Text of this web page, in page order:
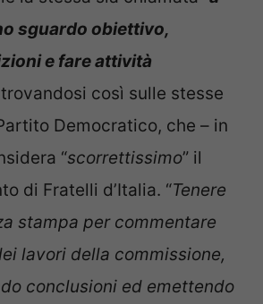
sguardo obiettivo,
e fare attività
così sulle stesse
Democratico, che – in
“scorrettissimo” il
di Fratelli d’Italia. “Tenere
stampa per commentare
lavori della commissione,
conclusioni ed emettendo